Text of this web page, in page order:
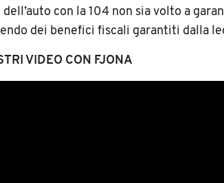
dell’auto con la 104 non sia volto a
dei benefici fiscali garantiti dalla
VIDEO CON FJONA